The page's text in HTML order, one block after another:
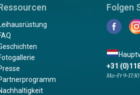
Folgen
+31
Mo-Fr 9-